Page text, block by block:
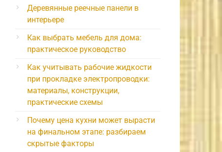
Деревянные реечные панели в
интерьере
Как выбрать мебель для дома:
практическое руководство
Как учитывать рабочие жидкости
при прокладке электропроводки:
материалы, конструкции,
практические схемы
Почему цена кухни может вырасти
на финальном этапе: разбираем
скрытые факторы